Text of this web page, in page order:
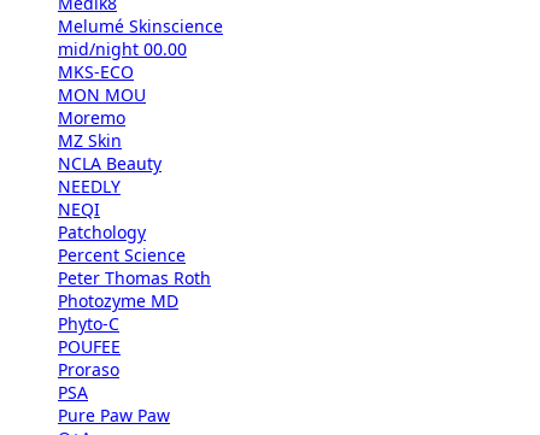
Melumé Skinscience
mid/night 00.00
MKS-ECO
MON MOU
Moremo
MZ Skin
NCLA Beauty
NEEDLY
NEQI
Patchology
Percent Science
Peter Thomas Roth
Photozyme MD
Phyto-C
POUFEE
Proraso
PSA
Pure Paw Paw